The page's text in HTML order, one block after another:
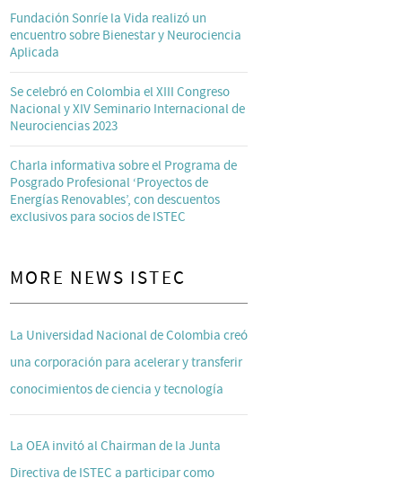
Fundación Sonríe la Vida realizó un
encuentro sobre Bienestar y Neurociencia
Aplicada
Se celebró en Colombia el XIII Congreso
Nacional y XIV Seminario Internacional de
Neurociencias 2023
Charla informativa sobre el Programa de
Posgrado Profesional ‘Proyectos de
Energías Renovables’, con descuentos
exclusivos para socios de ISTEC
MORE NEWS ISTEC
La Universidad Nacional de Colombia creó
una corporación para acelerar y transferir
conocimientos de ciencia y tecnología
La OEA invitó al Chairman de la Junta
Directiva de ISTEC a participar como